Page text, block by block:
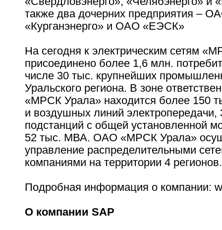
также два дочерних предприятия –
«Курганэнерго» и ОАО «ЕЭСК»
На сегодня к электрическим сетям
присоединено более 1,6 млн.
числе 30 тыс. крупнейших
Уральского региона. В зоне
«МРСК Урала» находится более 150
и воздушных линий электропередачи,
подстанций с общей установленной
52 тыс. МВА. ОАО «МРСК Урала»
управление распределительными
компаниями на территории 4 регионов.
Подробная информация о компании:
О компании SAP